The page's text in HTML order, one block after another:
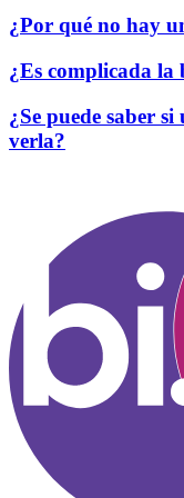
¿Por qué no hay
¿Es complicada la
¿Se puede saber
verla?